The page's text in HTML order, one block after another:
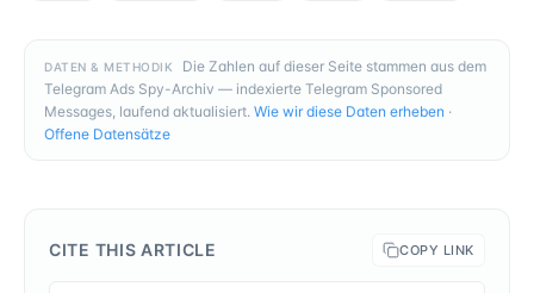
DATEN & METHODIK
Die Zahlen auf dieser Seite stammen aus dem
Telegram Ads Spy-Archiv — indexierte Telegram Sponsored
Messages, laufend aktualisiert. Wie wir diese Daten erheben ·
Offene Datensätze
CITE THIS ARTICLE COPY LINK